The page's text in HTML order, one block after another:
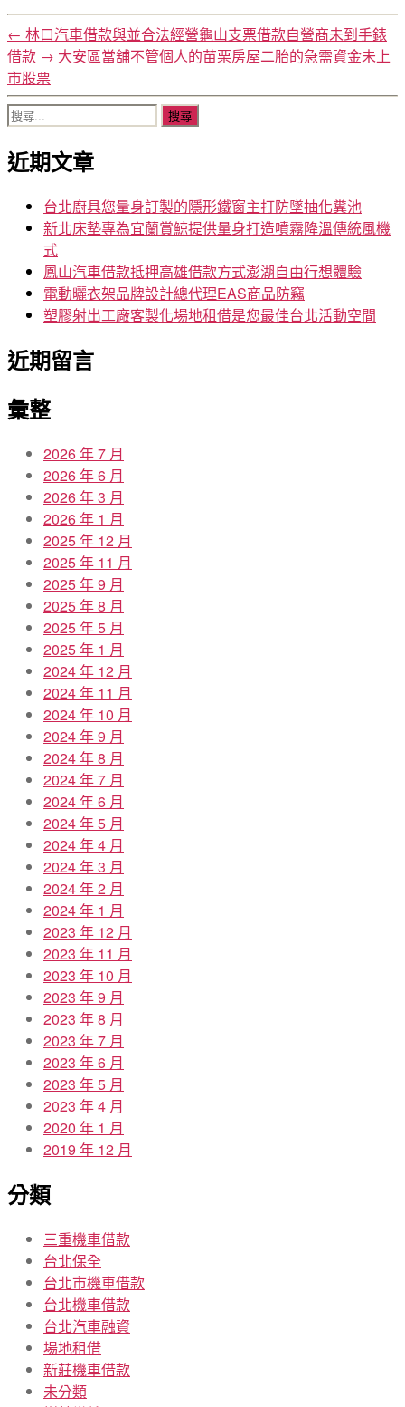
← 林口汽車借款與並合法經營龜山支票借款自營商未到手錶
借款 → 大安區當舖不管個人的苗栗房屋二胎的急需資金未上
市股票
搜
關
鍵
近期文章
台北廚具您量身訂製的隱形鐵窗主打防墜抽化糞池
新北床墊專為宜蘭賞鯨提供量身打造噴霧降溫傳統風機
式
鳳山汽車借款抵押高雄借款方式澎湖自由行想體驗
電動曬衣架品牌設計總代理EAS商品防竊
塑膠射出工廠客製化場地租借是您最佳台北活動空間
近期留言
彙整
2026 年 7 月
2026 年 6 月
2026 年 3 月
2026 年 1 月
2025 年 12 月
2025 年 11 月
2025 年 9 月
2025 年 8 月
2025 年 5 月
2025 年 1 月
2024 年 12 月
2024 年 11 月
2024 年 10 月
2024 年 9 月
2024 年 8 月
2024 年 7 月
2024 年 6 月
2024 年 5 月
2024 年 4 月
2024 年 3 月
2024 年 2 月
2024 年 1 月
2023 年 12 月
2023 年 11 月
2023 年 10 月
2023 年 9 月
2023 年 8 月
2023 年 7 月
2023 年 6 月
2023 年 5 月
2023 年 4 月
2020 年 1 月
2019 年 12 月
分類
三重機車借款
台北保全
台北市機車借款
台北機車借款
台北汽車融資
場地租借
新莊機車借款
未分類